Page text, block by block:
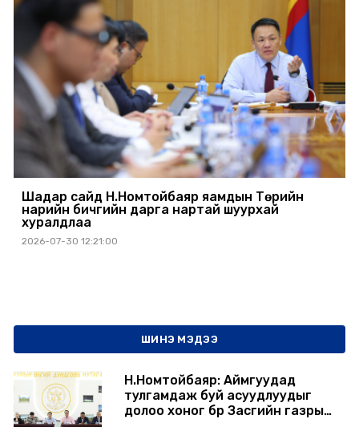
Шадар сайд Н.Номтойбаяр яамдын Төрийн
нарийн бичгийн дарга нартай шуурхай
хуралдлаа
2026-07-30 12:21:00
ШИНЭ МЭДЭЭ
Н.Номтойбаяр: Аймгуудад
тулгамдаж буй асуудлуудыг
долоо хоног бүр Засгийн газрын